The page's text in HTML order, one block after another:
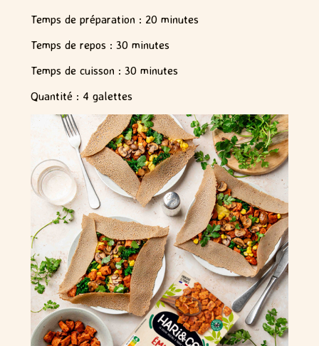
Temps de préparation : 20 minutes
Temps de repos : 30 minutes
Temps de cuisson : 30 minutes
Quantité : 4 galettes